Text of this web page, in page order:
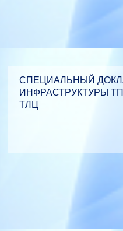
СПЕЦИАЛЬНЫЙ
ИНФРАСТРУКТУРЫ
ТЛЦ